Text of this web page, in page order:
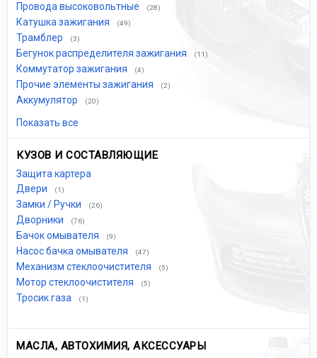
Провода высоковольтные (28)
Катушка зажигания (49)
Трамблер (3)
Бегунок распределителя зажигания (11)
Коммутатор зажигания (4)
Прочие элементы зажигания (2)
Аккумулятор (20)
Показать все
КУЗОВ И СОСТАВЛЯЮЩИЕ
Защита картера
Двери
(1)
Замки / Ручки (26)
Дворники (76)
Бачок омывателя (9)
Насос бачка омывателя (47)
Механизм стеклоочистителя (5)
Мотор стеклоочистителя (5)
Тросик газа (1)
МАСЛА, АВТОХИМИЯ, АКСЕССУАРЫ